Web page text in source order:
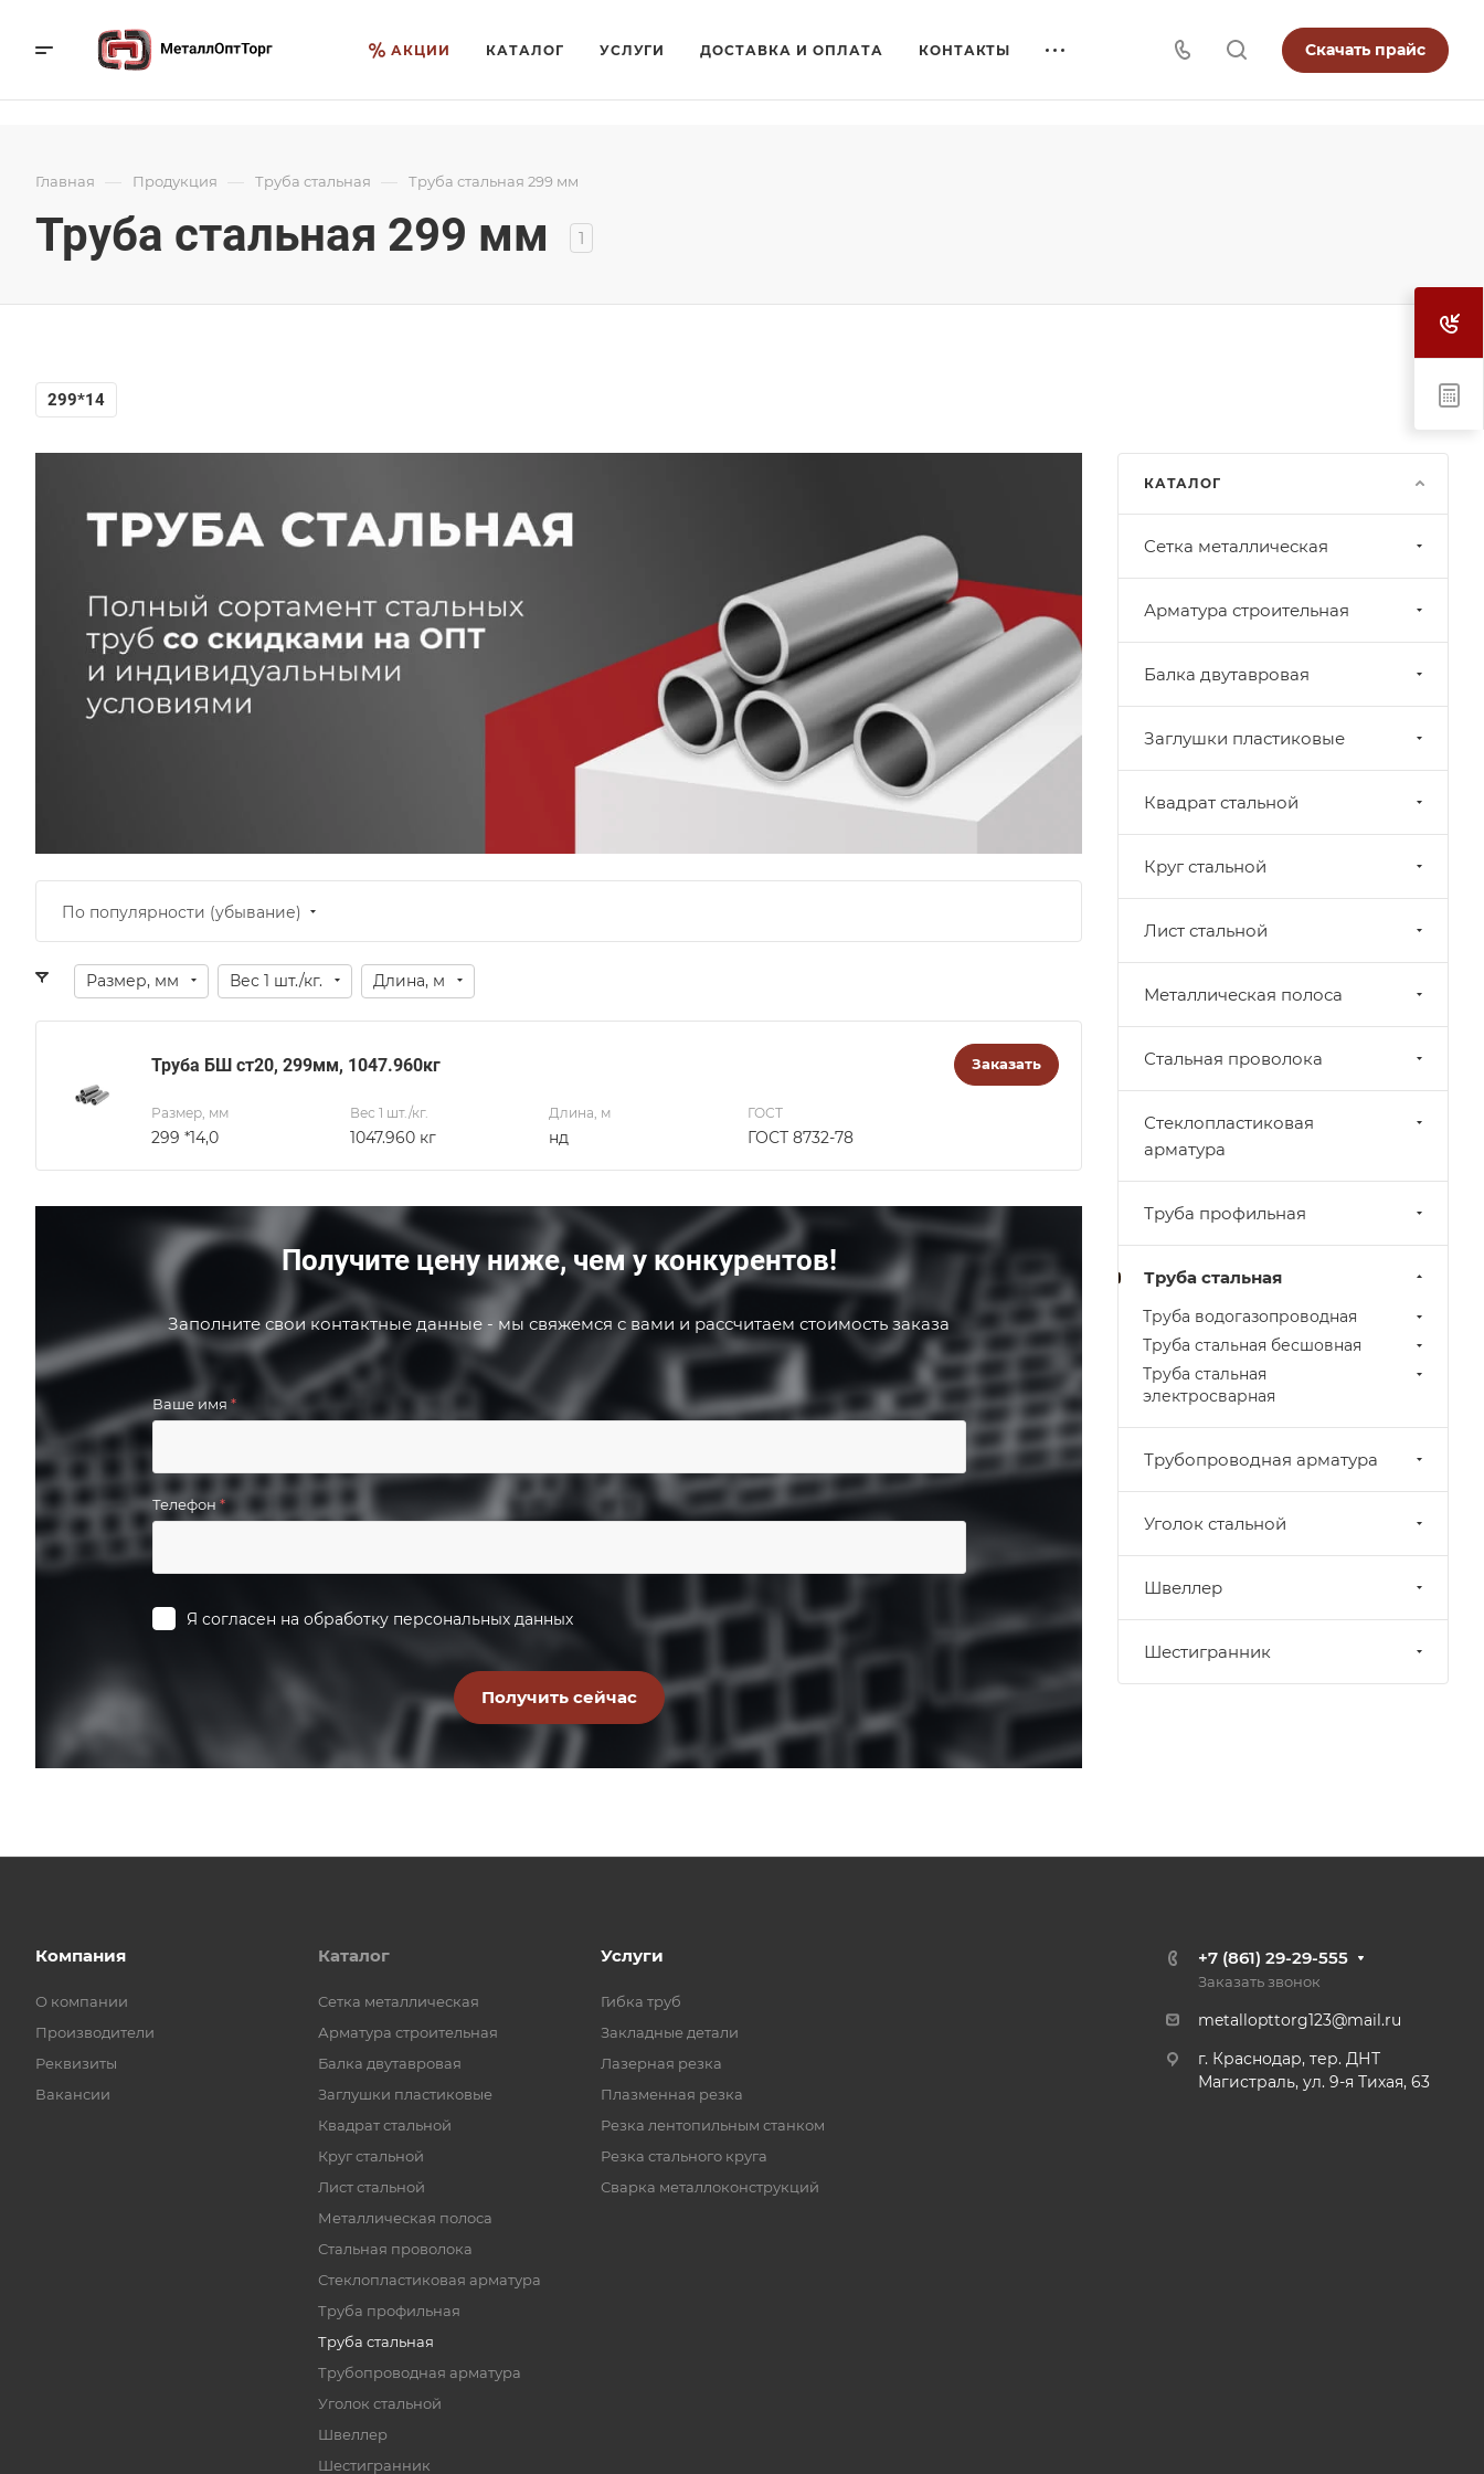
АКЦИИ КАТАЛОГ УСЛУГИ ДОСТАВКА И ОПЛАТА КОНТАКТЫ Скачать прайс
Главная — Продукция — Труба стальная — Труба стальная 299 мм
Труба стальная 299 мм 1
299*14
По популярности (убывание)
Размер, мм Вес 1 шт./кг. Длина, м
Труба БШ ст20, 299мм, 1047.960кг Заказать
Размер, мм
299 *14,0
Вес 1 шт./кг.
1047.960 кг
Длина, м
нд
ГОСТ
ГОСТ 8732-78
Получите цену ниже, чем у конкурентов!
Заполните свои контактные данные - мы свяжемся с вами и рассчитаем стоимость заказа
Ваше имя *
Телефон *
Я согласен на обработку персональных данных
КАТАЛОГ
Cетка металлическая
Арматура строительная
Балка двутавровая
Заглушки пластиковые
Квадрат стальной
Круг стальной
Лист стальной
Металлическая полоса
Стальная проволока
Стеклопластиковая
арматура
Труба профильная
Труба стальная
Труба водогазопроводная
Труба стальная бесшовная
Труба стальная
электросварная
Трубопроводная арматура
Уголок стальной
Швеллер
Шестигранник
Компания
О компании
Производители
Реквизиты
Вакансии
Каталог
Cетка металлическая
Арматура строительная
Балка двутавровая
Заглушки пластиковые
Квадрат стальной
Круг стальной
Лист стальной
Металлическая полоса
Стальная проволока
Стеклопластиковая арматура
Труба профильная
Труба стальная
Трубопроводная арматура
Уголок стальной
Швеллер
Шестигранник
Услуги
Гибка труб
Закладные детали
Лазерная резка
Плазменная резка
Резка лентопильным станком
Резка стального круга
Сварка металлоконструкций
+7 (861) 29-29-555
Заказать звонок
metallopttorg123@mail.ru
г. Краснодар, тер. ДНТ
Магистраль, ул. 9-я Тихая, 63